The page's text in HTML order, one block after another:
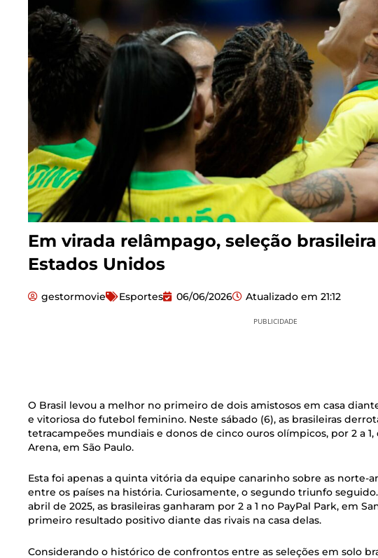
Em virada relâmpago, seleção
Estados Unidos
gestormovie Esportes 06/06/2026 Atualizado em 21:12
PUBLICIDADE
O Brasil levou a melhor no primeiro de dois amistosos em casa
e vitoriosa do futebol feminino. Neste sábado (6), as brasileiras
tetracampeões mundiais e donos de cinco ouros olímpicos, por 2 a 1,
Arena, em São Paulo.
Esta foi apenas a quinta vitória da equipe canarinho sobre as norte-
entre os países na história. Curiosamente, o segundo triunfo
abril de 2025, as brasileiras ganharam por 2 a 1 no PayPal Park, em
primeiro resultado positivo diante das rivais na casa delas.
Considerando o histórico de confrontos entre as seleções em solo